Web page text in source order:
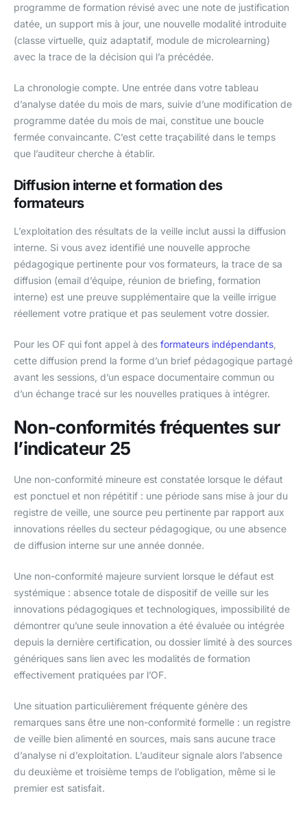
programme de formation révisé avec une note de justification
datée, un support mis à jour, une nouvelle modalité introduite
(classe virtuelle, quiz adaptatif, module de microlearning)
avec la trace de la décision qui l’a précédée.
La chronologie compte. Une entrée dans votre tableau
d’analyse datée du mois de mars, suivie d’une modification de
programme datée du mois de mai, constitue une boucle
fermée convaincante. C’est cette traçabilité dans le temps
que l’auditeur cherche à établir.
Diffusion interne et formation des
formateurs
L’exploitation des résultats de la veille inclut aussi la diffusion
interne. Si vous avez identifié une nouvelle approche
pédagogique pertinente pour vos formateurs, la trace de sa
diffusion (email d’équipe, réunion de briefing, formation
interne) est une preuve supplémentaire que la veille irrigue
réellement votre pratique et pas seulement votre dossier.
Pour les OF qui font appel à des formateurs indépendants
cette diffusion prend la forme d’un brief pédagogique partagé
avant les sessions, d’un espace documentaire commun ou
d’un échange tracé sur les nouvelles pratiques à intégrer.
Non-conformités fréquentes sur
l’indicateur 25
Une non-conformité mineure est constatée lorsque le défaut
est ponctuel et non répétitif : une période sans mise à jour du
registre de veille, une source peu pertinente par rapport aux
innovations réelles du secteur pédagogique, ou une absence
de diffusion interne sur une année donnée.
Une non-conformité majeure survient lorsque le défaut est
systémique : absence totale de dispositif de veille sur les
innovations pédagogiques et technologiques, impossibilité de
démontrer qu’une seule innovation a été évaluée ou intégrée
depuis la dernière certification, ou dossier limité à des sources
génériques sans lien avec les modalités de formation
effectivement pratiquées par l’OF.
Une situation particulièrement fréquente génère des
remarques sans être une non-conformité formelle : un registre
de veille bien alimenté en sources, mais sans aucune trace
d’analyse ni d’exploitation. L’auditeur signale alors l’absence
du deuxième et troisième temps de l’obligation, même si le
premier est satisfait.